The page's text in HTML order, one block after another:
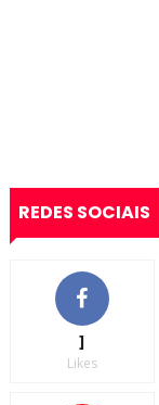
REDES SOCIAIS
]
Likes